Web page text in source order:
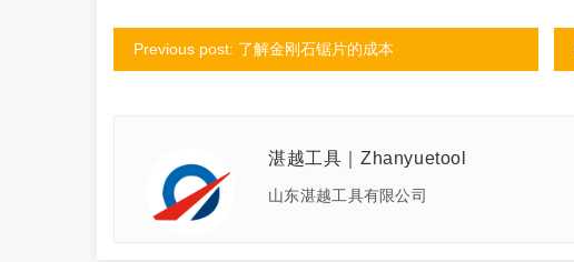
Previous post: 了解金刚石锯片的成本
湛越工具｜Zhanyuetool
山东湛越工具有限公司